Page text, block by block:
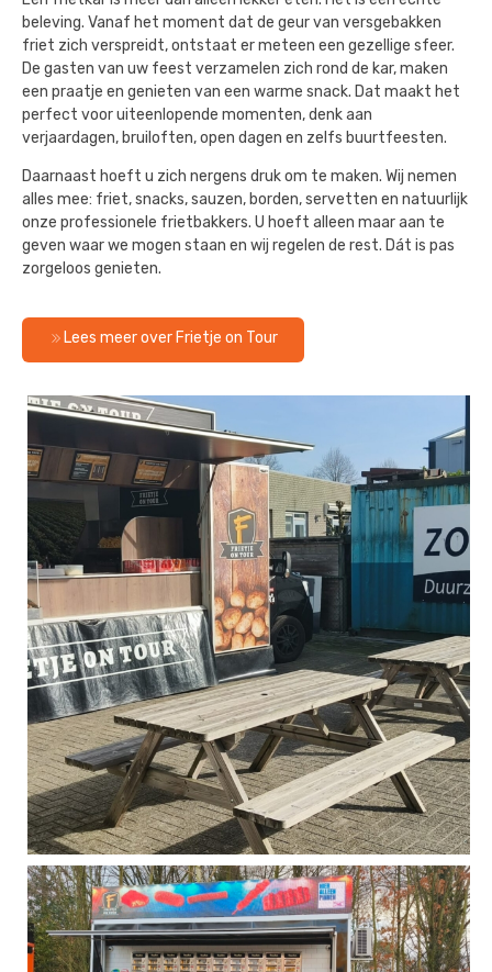
beleving. Vanaf het moment dat de geur van versgebakken
friet zich verspreidt, ontstaat er meteen een gezellige sfeer.
De gasten van uw feest verzamelen zich rond de kar, maken
een praatje en genieten van een warme snack. Dat maakt het
perfect voor uiteenlopende momenten, denk aan
verjaardagen, bruiloften, open dagen en zelfs buurtfeesten.
Daarnaast hoeft u zich nergens druk om te maken. Wij nemen
alles mee: friet, snacks, sauzen, borden, servetten en natuurlijk
onze professionele frietbakkers. U hoeft alleen maar aan te
geven waar we mogen staan en wij regelen de rest. Dát is pas
zorgeloos genieten.
Lees meer over Frietje on Tour